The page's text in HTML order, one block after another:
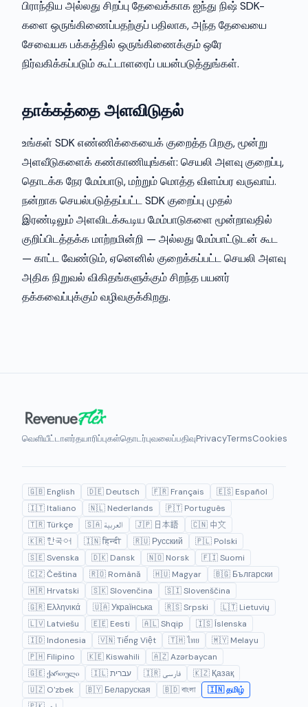
பிராந்திய அல்லது சிறப்பு தேவைக்காக ஐந்து நிஷ் SDK-
களை ஒருங்கிணைப்பதற்குப் பதிலாக, அந்த தேவையை
சேவையக பக்கத்தில் ஒருங்கிணைக்கும் ஒரே
நிர்வகிக்கப்படும் கூட்டாளரைப் பயன்படுத்துங்கள்.
தாக்கத்தை அளவிடுதல்
உங்கள் SDK எண்ணிக்கையைக் குறைத்த பிறகு, மூன்று
அளவீடுகளைக் கண்காணியுங்கள்: செயலி அளவு குறைப்பு,
தொடக்க நேர மேம்பாடு, மற்றும் மொத்த விளம்பர வருவாய்.
நன்றாக செயல்படுத்தப்பட்ட SDK குறைப்பு முதல்
இரண்டிலும் அளவிடக்கூடிய மேம்பாடுகளை மூன்றாவதில்
குறிப்பிடத்தக்க மாற்றமின்றி — அல்லது மேம்பாட்டுடன் கூட
— காட்ட வேண்டும், ஏனெனில் குறைக்கப்பட்ட செயலி அளவு
அதிக நிறுவல் விகிதங்களுக்கும் சிறந்த பயனர்
தக்கவைப்புக்கும் வழிவகுக்கிறது.
வெளியீட்டாளர்தயாரிப்புகள்தொடர்புவலைப்பதிவுPrivacyTermsCookies
🇬🇧 English 🇩🇪 Deutsch 🇫🇷 Français
🇪🇸 Español
🇮🇹 Italiano
🇳🇱 Nederlands
🇵🇹 Português
🇹🇷 Türkçe
🇸🇦 العربية 🇯🇵 日本語
🇨🇳 中文
🇰🇷 한국어
🇮🇳 हिन्दी 🇷🇺 Русский
🇵🇱 Polski
🇸🇪 Svenska
🇩🇰 Dansk 🇳🇴 Norsk
🇫🇮 Suomi
🇨🇿 Čeština
🇷🇴 Română 🇭🇺 Magyar
🇧🇬 Български
🇭🇷 Hrvatski
🇸🇰 Slovenčina
🇸🇮 Slovenščina
🇬🇷 Ελληνικά
🇺🇦 Українська 🇷🇸 Srpski
🇱🇹 Lietuvių
🇱🇻 Latviešu
🇪🇪 Eesti 🇦🇱 Shqip
🇮🇸 Íslenska
🇮🇩 Indonesia
🇻🇳 Tiếng Việt 🇹🇭 ไทย
🇲🇾 Melayu
🇵🇭 Filipino
🇰🇪 Kiswahili
🇦🇿 Azərbaycan
🇬🇪 ქართული
🇮🇱 עברית 🇮🇷 فارسی
🇰🇿 Қазақ
🇺🇿 O'zbek
🇧🇾 Беларуская 🇧🇩 বাংলা
🇮🇳 தமிழ்